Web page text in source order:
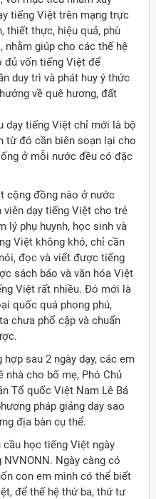
tiếng Việt trên mạng trực
thiết thực, hiệu quả, phù
nhằm giúp cho các thế hệ
đủ vốn tiếng Việt để
duy trì và phát huy ý thức
về quê hương, đất
dạy tiếng Việt chỉ mới là bộ
từ đó cần biên soạn lại cho
ở mỗi nước đều có đặc
cộng đồng nào ở nước
viên dạy tiếng Việt cho trẻ
lý phụ huynh, học sinh và
Việt không khó, chỉ cần
đọc và viết được tiếng
sách báo và văn hóa Việt
Việt rất nhiều. Đó mới là
quốc quá phong phú,
chưa phổ cập và chuẩn
sau 2 ngày dạy, các em
cho bố mẹ, Phó Chủ
Tổ quốc Việt Nam Lê Bá
pháp giảng dạy sao
địa bàn cụ thể.
cầu học tiếng Việt ngày
Ngày càng có
con em mình có thể biết
để thế hệ thứ ba, thứ tư